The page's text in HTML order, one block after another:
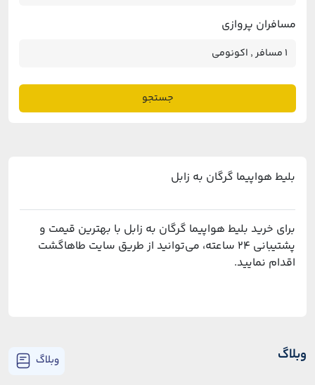
مسافران پروازی
جستجو
بلیط هواپیما گرگان به زابل
برای خرید بلیط هواپیما گرگان به زابل با بهترین قیمت و
پشتیبانی ۲۴ ساعته، می‌توانید از طریق سایت طاهاگشت
اقدام نمایید.
وبلاگ وبلاگ